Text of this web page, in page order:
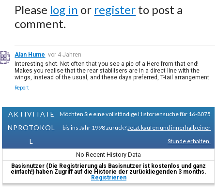
Please log in or register to post a
comment.
Alan Hume vor 4 Jahren
Interesting shot. Not often that you see a pic of a Herc from that end!
Makes you realise that the rear stabilisers are in a direct line with the
wings, instead of the usual, and these days preferred, T-tail arrangement.
Report
AKTIVITÄTE
NPROTOKOL
L
Möchten Sie eine vollständige Historiensuche für 16-8075
bis ins Jahr 1998 zurück? Jetzt kaufen und innerhalb einer
Stunde erhalten.
No Recent History Data
Basisnutzer (Die Registrierung als Basisnutzer ist kostenlos und ganz
einfach!) haben Zugriff auf die Historie der zurückliegenden 3 months.
Registrieren